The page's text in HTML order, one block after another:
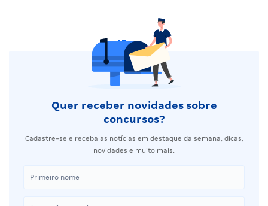
Quer receber novidades sobre
concursos?
Cadastre-se e receba as notícias em destaque da semana, dicas,
novidades e muito mais.